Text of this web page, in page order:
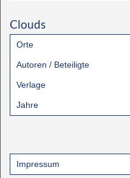
Clouds
Orte
Autoren / Beteiligte
Verlage
Jahre
Impressum